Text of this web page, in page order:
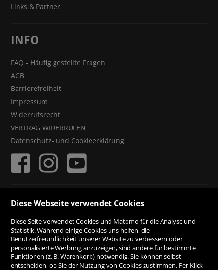
Links & Partner
INFO
FAQ - Häufig gestellte Fragen
AGB
Barrierefreiheit
Impressum
Widerrufsrecht
VERTRAG WIDERRUFEN
Datenschutz- und Cookieerklärung
ZAHLUNGSMÖGLICHKEITEN
Rechnung
Vorauskasse
Diese Webseite verwendet Cookies
Diese Seite verwendet Cookies und Matomo für die Analyse und
Statistik. Während einige Cookies uns helfen, die
Benutzerfreundlichkeit unserer Website zu verbessern oder
personalisierte Werbung anzuzeigen, sind andere für bestimmte
Funktionen (z. B. Warenkorb) notwendig. Sie können selbst
entscheiden, ob Sie der Nutzung von Cookies zustimmen. Per Klick